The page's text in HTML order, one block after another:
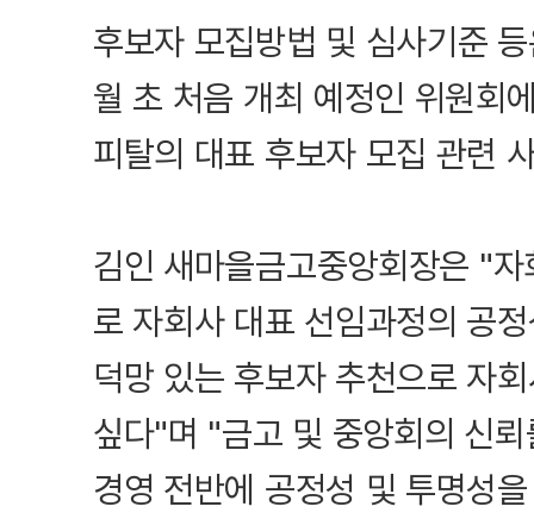
후보자 모집방법 및 심사기준
월 초 처음 개최 예정인 위원회
피탈의 대표 후보자 모집 관련
김인 새마을금고중앙회장은 "
로 자회사 대표 선임과정의 공
덕망 있는 후보자 추천으로 자
싶다"며 "금고 및 중앙회의 신
경영 전반에 공정성 및 투명성